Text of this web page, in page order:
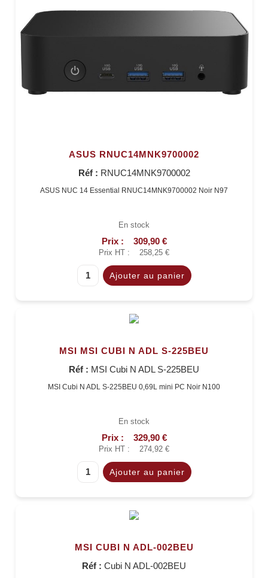
ASUS RNUC14MNK9700002
Réf : RNUC14MNK9700002
ASUS NUC 14 Essential RNUC14MNK9700002 Noir N97
En stock
Prix : 309,90 €
Prix HT : 258,25 €
MSI MSI CUBI N ADL S-225BEU
Réf : MSI Cubi N ADL S-225BEU
MSI Cubi N ADL S-225BEU 0,69L mini PC Noir N100
En stock
Prix : 329,90 €
Prix HT : 274,92 €
MSI CUBI N ADL-002BEU
Réf : Cubi N ADL-002BEU